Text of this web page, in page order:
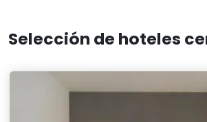
Selección de hoteles